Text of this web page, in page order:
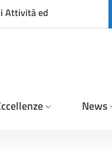
Attività ed
News